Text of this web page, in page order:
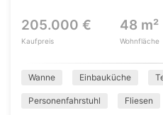
205.000 €
Kaufpreis
48 m²
Wohnfläche
Wanne Einbauküche
Personenfahrstuhl Fliesen